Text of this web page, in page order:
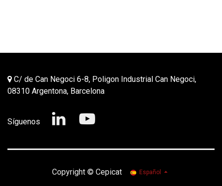
C/ de Can Negoci 6-8, Poligon Industrial Can Negoci,
08310 Argentona, Barcelona
Síguenos
Copyrig​ht © Cepicat Español